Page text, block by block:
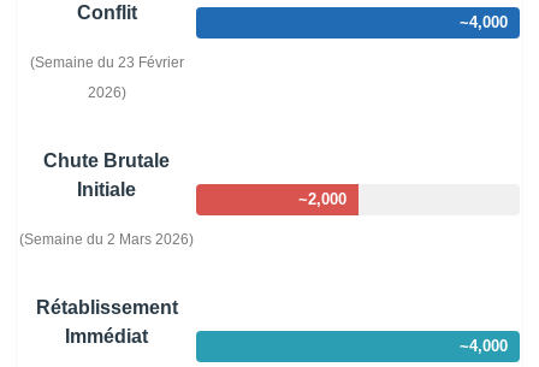
Conflit
(Semaine du 23 Février
2026)
~4,000
Chute Brutale
Initiale
(Semaine du 2 Mars 2026)
~2,000
Rétablissement
Immédiat
~4,000